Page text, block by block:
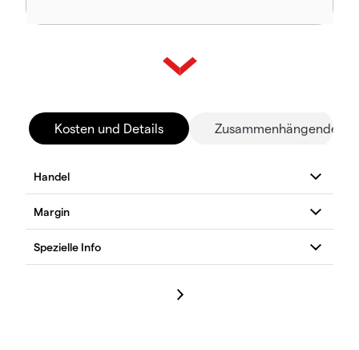
Kosten und Details Zusammenhängende